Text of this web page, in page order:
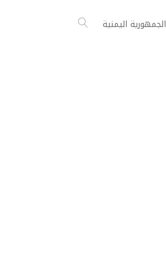
الجمهورية اليمنية